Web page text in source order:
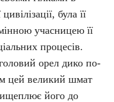
була її
учасницею її
процесів.
орел дико по-
цей великий шмат
його до